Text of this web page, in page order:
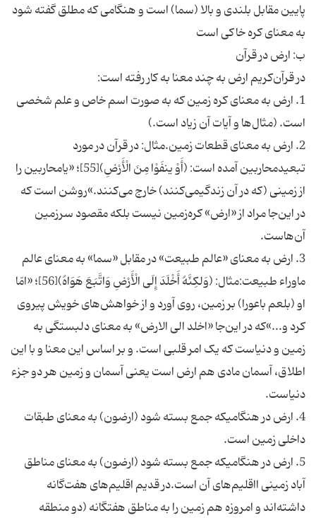
پایین مقابل بلندی و بالا (سما) است و هنگامی که مطلق گفته شود
به معنای کره خاکی است
ب: ارض در قرآن
در قرآن‌کریم ارض به چند معنا به کار رفته است:
1. ارض به معنای کره زمین که به صورت اسم خاص و علم شخصی
است. (مثال‌ها و آیات آن زیاد است.)
2. ارض به معنای قطعات زمین.مثال: در قرآن در مورد
تبعیدمحاربین آمده است: (أَوْ ینفَوْا مِنَ الْأَرْضِ)[55]؛ «یامحاربین را
از زمینی (که در آن زندگیمی‌کنند) خارج می‌کنند.»روشن است که
در این‌جا مراد از «ارض» کره‌زمین نیست بلکه مقصود سرزمین
آن‌هاست.
3. ارض به معنای «عالم طبیعت» در مقابل «سما» به معنای عالم
ماوراء طبیعت:مثال: (وَلکِنَّهُ أَخْلَدَ إِلَی الْأَرْضِ وَاتَّبَعَ هَوَاهُ)[56]؛ «امّا
او (بلعم باعورا) بر زمین، روی آورد و از خواهش‌های خویش پیروی
کرد و...»که در این‌جا «اخلد الی الارض» به معنای دلبستگی به
زمین و دنیاست که یک امر قلبی است. و بر اساس این معنا و با این
اطلاق، آسمان مادی هم ارض است یعنی آسمان و زمین هر دو جزء
دنیاست.
4. ارض در هنگامیکه جمع بسته شود (ارضون) به معنای طبقات
داخلی زمین است.
5. ارض در هنگامیکه جمع بسته شود (ارضون) به معنای مناطق
آباد زمینی ااقلیم‌های آن است.در قدیم اقلیم‌های هفت‌گانه
داشته‌اند و امروزه هم زمین را به مناطق هفتگانه (دو منطقه